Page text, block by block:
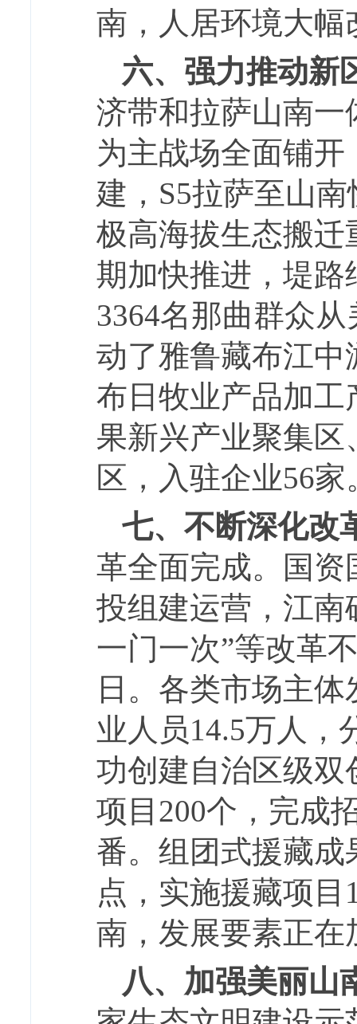
南，人居环境大
六、强力推动新
济带和拉萨山南
为主战场全面铺
建，S5拉萨至山
极高海拔生态搬
期加快推进，堤路
3364名那曲群众
动了雅鲁藏布江
布日牧业产品加
果新兴产业聚集
区，入驻企业56
七、不断深化改
革全面完成。国资
投组建运营，江南
一门一次”等改革
日。各类市场主
业人员14.5万人，
功创建自治区级双
项目200个，完成
番。组团式援藏
点，实施援藏项
南，发展要素正
八、加强美丽山